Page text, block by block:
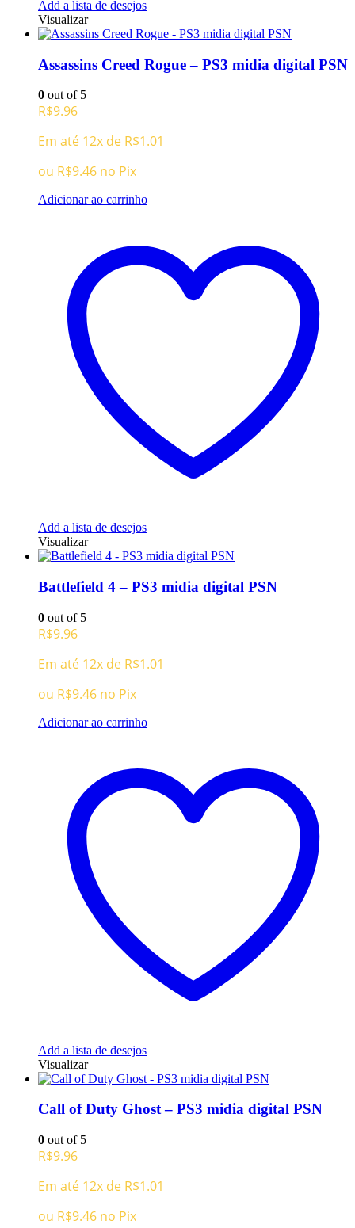
Add a lista de desejos
Visualizar
Assassins Creed Rogue – PS3 midia digital PSN
0 out of 5
R$9.96
Em até 12x de R$1.01
ou R$9.46 no Pix
Adicionar ao carrinho
Add a lista de desejos
Visualizar
Battlefield 4 – PS3 midia digital PSN
0 out of 5
R$9.96
Em até 12x de R$1.01
ou R$9.46 no Pix
Adicionar ao carrinho
Add a lista de desejos
Visualizar
Call of Duty Ghost – PS3 midia digital PSN
0 out of 5
R$9.96
Em até 12x de R$1.01
ou R$9.46 no Pix